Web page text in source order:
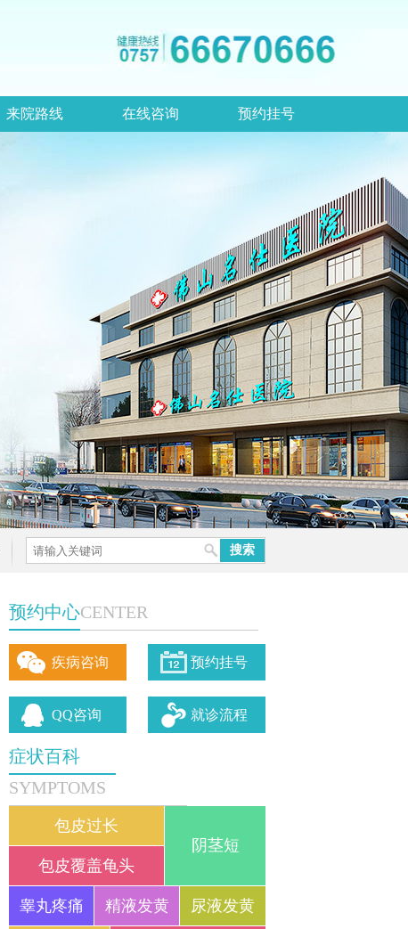
来院路线 在线咨询 预约挂号
预约中心CENTER
疾病咨询 预约挂号
QQ咨询 就诊流程
症状百科
SYMPTOMS
包皮过长
包皮覆盖龟头
阴茎短
睾丸疼痛 精液发黄 尿液发黄